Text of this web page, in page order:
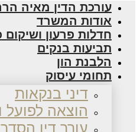
עורכת הדין מאיה
אודות המשרד
חדלות פרעון ושיקום
תביעות בנקים
הלבנת הון
תחומי עיסוק
דיני בנקאות
הוצאה לפועל
עורך דין הסדר